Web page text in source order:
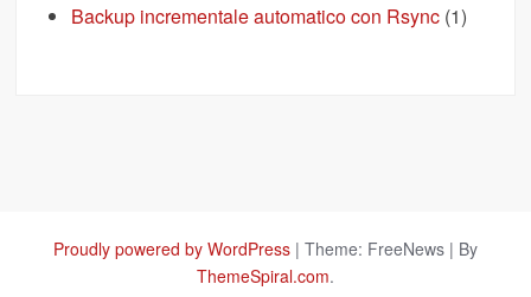
Backup incrementale automatico con Rsync (1)
Proudly powered by WordPress | Theme: FreeNews | By
ThemeSpiral.com.